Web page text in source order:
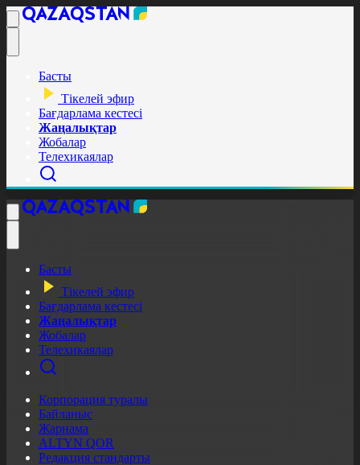
Басты
Тікелей эфир
Бағдарлама кестесі
Жаңалықтар
Жобалар
Телехикаялар
Басты
Тікелей эфир
Бағдарлама кестесі
Жаңалықтар
Жобалар
Телехикаялар
Корпорация туралы
Байланыс
Жарнама
ALTYN QOR
Редакция стандарты